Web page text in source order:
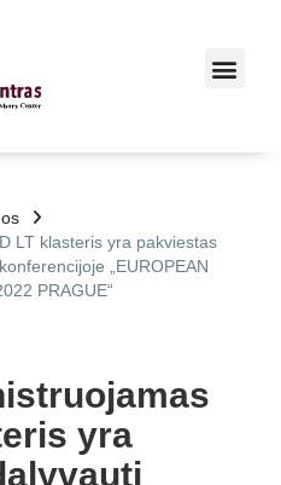
LT klasteris yra pakviestas
„EUROPEAN
PRAGUE“
yra